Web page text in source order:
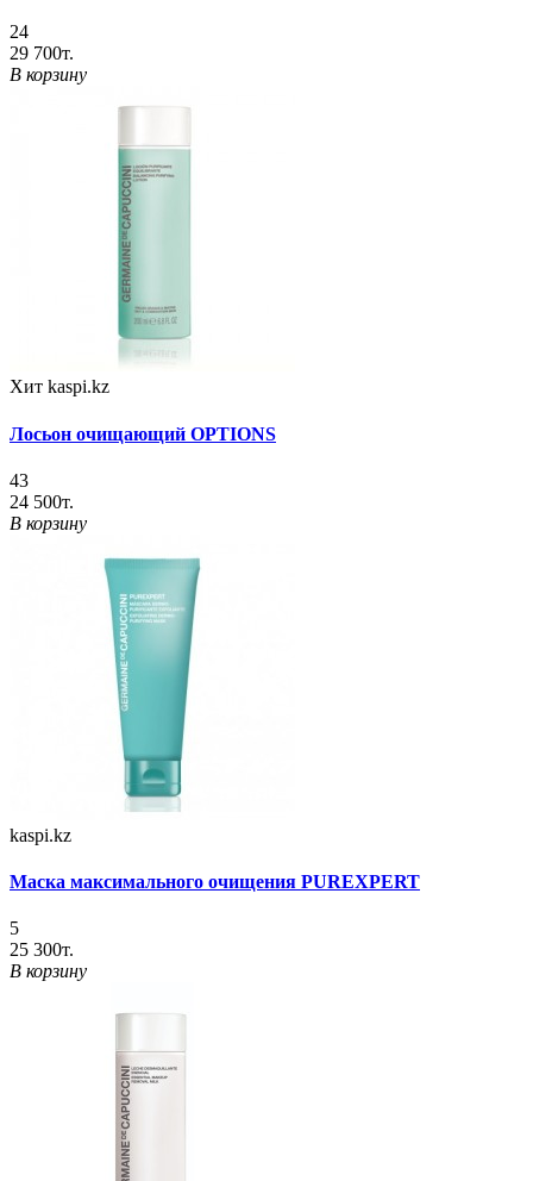
24
29 700т.
В корзину
Хит kaspi.kz
Лосьон очищающий OPTIONS
43
24 500т.
В корзину
kaspi.kz
Маска максимального очищения PUREXPERT
5
25 300т.
В корзину